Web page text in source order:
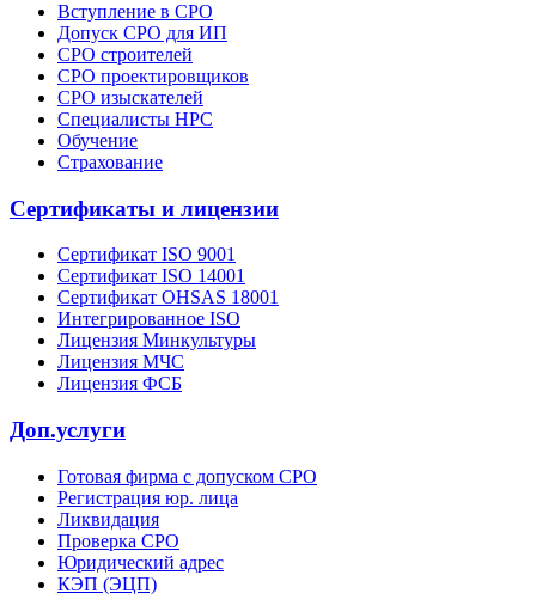
Вступление в СРО
Допуск СРО для ИП
СРО строителей
СРО проектировщиков
СРО изыскателей
Специалисты НРС
Обучение
Страхование
Сертификаты и лицензии
Сертификат ISO 9001
Сертификат ISO 14001
Сертификат OHSAS 18001
Интегрированное ISO
Лицензия Минкультуры
Лицензия МЧС
Лицензия ФСБ
Доп.услуги
Готовая фирма с допуском СРО
Регистрация юр. лица
Ликвидация
Проверка СРО
Юридический адрес
КЭП (ЭЦП)